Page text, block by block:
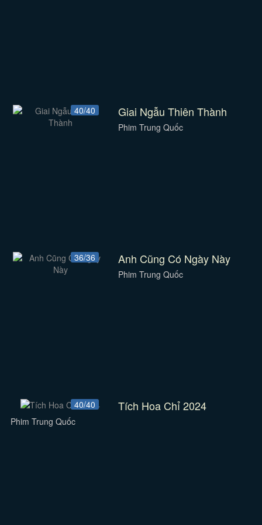
40/40 Giai Ngẫu Thiên Thành
Phim Trung Quốc
36/36 Anh Cũng Có Ngày Này
Phim Trung Quốc
40/40 Tích Hoa Chỉ 2024
Phim Trung Quốc